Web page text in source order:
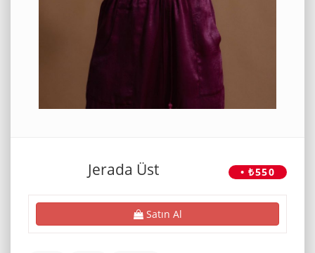
• ₺550
Jerada Üst
Satın Al